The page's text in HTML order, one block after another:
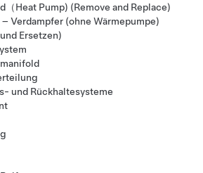
（Heat Pump) (Remove and Replace)
Verdampfer (ohne Wärmepumpe)
Ersetzen)
und Rückhaltesysteme